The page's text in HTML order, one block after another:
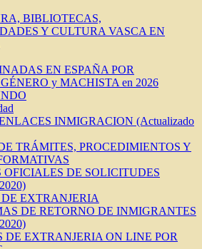
BIBLIOTECAS,
Y CULTURA VASCA EN
EN ESPAÑA POR
y MACHISTA en 2026
INMIGRACION (Actualizado
TRÁMITES, PROCEDIMIENTOS Y
OFICIALES DE SOLICITUDES
EXTRANJERIA
DE RETORNO DE INMIGRANTES
DE EXTRANJERIA ON LINE POR